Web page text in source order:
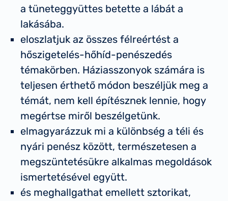
a tüneteggyüttes betette a lábát a
lakásába.
eloszlatjuk az összes félreértést a
hőszigetelés-hőhíd-penészedés
témakörben. Háziasszonyok számára is
teljesen érthető módon beszéljük meg a
témát, nem kell építésznek lennie, hogy
megértse miről beszélgetünk.
elmagyarázzuk mi a különbség a téli és
nyári penész között, természetesen a
megszüntetésükre alkalmas megoldások
ismertetésével együtt.
és meghallgathat emellett sztorikat,